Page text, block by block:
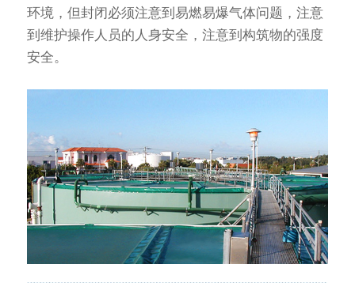
环境，但封闭必须注意到易燃易爆气体问题，注意
到维护操作人员的人身安全，注意到构筑物的强度
安全。